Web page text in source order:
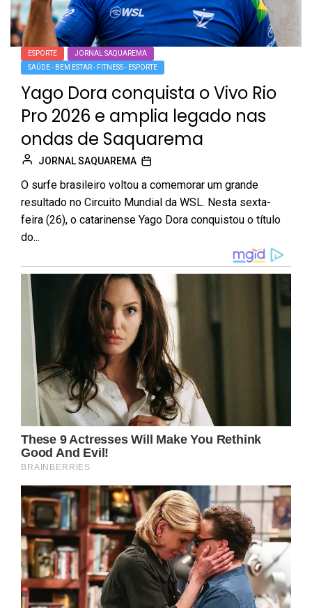
ESPORTE
JORNAL SAQUAREMA
SAÚDE - BEM ESTAR - FITNESS - ESPORTE
Yago Dora conquista o Vivo Rio
Pro 2026 e amplia legado nas
ondas de Saquarema
JORNAL SAQUAREMA
O surfe brasileiro voltou a comemorar um grande
resultado no Circuito Mundial da WSL. Nesta sexta-
feira (26), o catarinense Yago Dora conquistou o título
do...